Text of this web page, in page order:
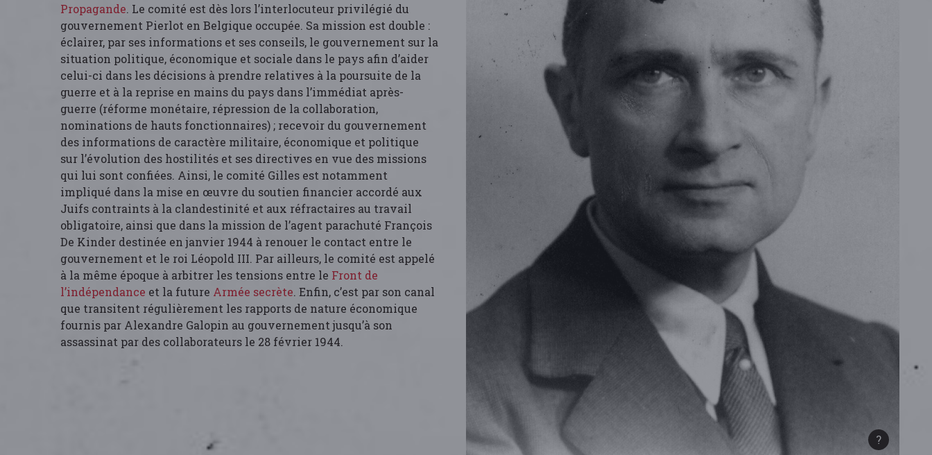
Propagande. Le comité est dès lors l’interlocuteur privilégié du
gouvernement Pierlot en Belgique occupée. Sa mission est double :
éclairer, par ses informations et ses conseils, le gouvernement sur la
situation politique, économique et sociale dans le pays afin d’aider
celui-ci dans les décisions à prendre relatives à la poursuite de la
guerre et à la reprise en mains du pays dans l’immédiat après-
guerre (réforme monétaire, répression de la collaboration,
nominations de hauts fonctionnaires) ; recevoir du gouvernement
des informations de caractère militaire, économique et politique
sur l’évolution des hostilités et ses directives en vue des missions
qui lui sont confiées. Ainsi, le comité Gilles est notamment
impliqué dans la mise en œuvre du soutien financier accordé aux
Juifs contraints à la clandestinité et aux réfractaires au travail
obligatoire, ainsi que dans la mission de l’agent parachuté François
De Kinder destinée en janvier 1944 à renouer le contact entre le
gouvernement et le roi Léopold III. Par ailleurs, le comité est appelé
à la même époque à arbitrer les tensions entre le Front de
l’indépendance et la future Armée secrète. Enfin, c’est par son canal
que transitent régulièrement les rapports de nature économique
fournis par Alexandre Galopin au gouvernement jusqu’à son
assassinat par des collaborateurs le 28 février 1944.